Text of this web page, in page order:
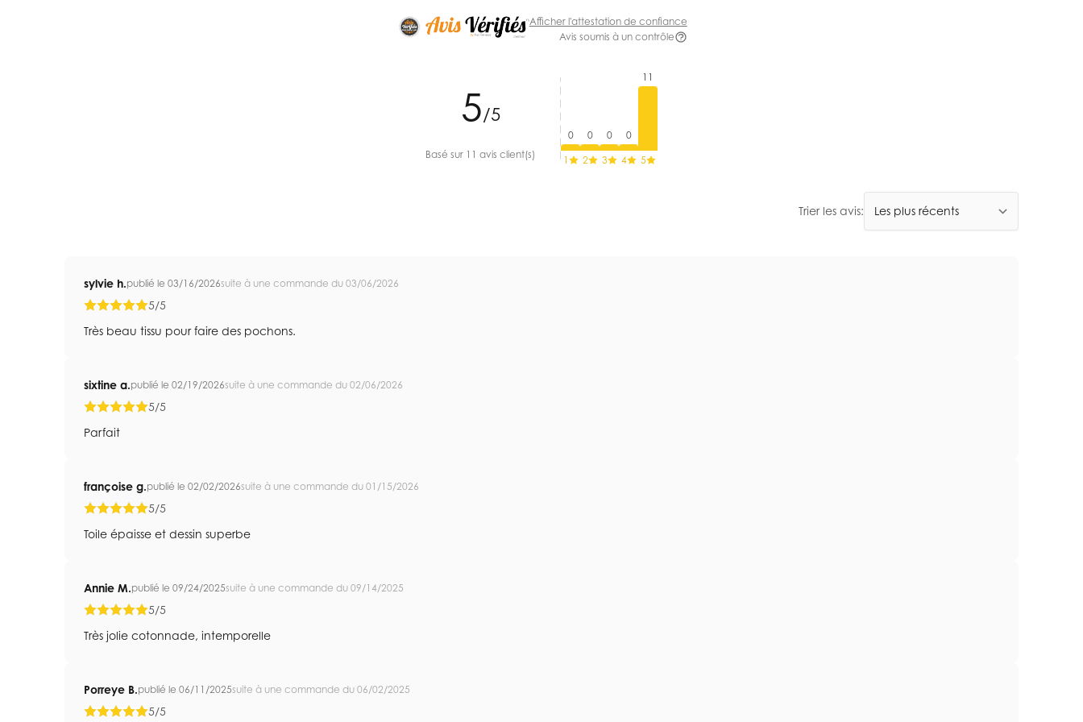
Afficher l'attestation de confiance
Avis soumis à un contrôle
5/5
Basé sur 11 avis client(s)
0
1
0
2
0
3
0
4
11
5
Trier les avis:
sylvie h.publié le 03/16/2026suite à une commande du 03/06/2026
5/5
Très beau tissu pour faire des pochons.
sixtine a.publié le 02/19/2026suite à une commande du 02/06/2026
5/5
Parfait
françoise g.publié le 02/02/2026suite à une commande du 01/15/2026
5/5
Toile épaisse et dessin superbe
Annie M.publié le 09/24/2025suite à une commande du 09/14/2025
5/5
Très jolie cotonnade, intemporelle
Porreye B.publié le 06/11/2025suite à une commande du 06/02/2025
5/5